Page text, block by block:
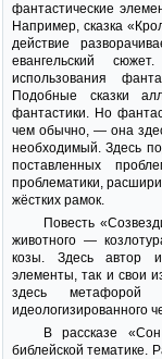
фантастические
Например, сказка
действие
евангельский
использования
Подобные сказки
фантастики. Но
чем обычно, — она
необходимый. Здесь
поставленных
проблематики,
жёстких рамок.
Повесть
животного —
козы. Здесь автор
элементы, так и свои
здесь метафорой
идеологизированного
В рассказе
библейской тематике.